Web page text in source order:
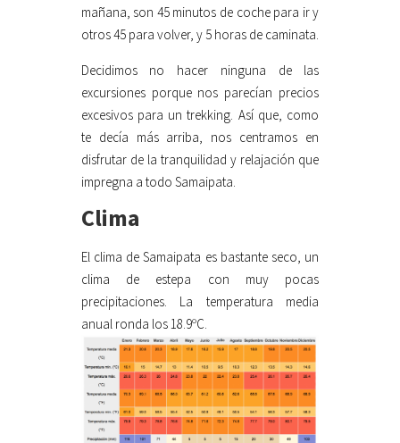
mañana, son 45 minutos de coche para ir y
otros 45 para volver, y 5 horas de caminata.
Decidimos no hacer ninguna de las
excursiones porque nos parecían precios
excesivos para un trekking. Así que, como
te decía más arriba, nos centramos en
disfrutar de la tranquilidad y relajación que
impregna a todo Samaipata.
Clima
El clima de Samaipata es bastante seco, un
clima de estepa con muy pocas
precipitaciones. La temperatura media
anual ronda los 18.9ºC.